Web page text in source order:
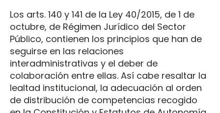
Los arts. 140 y 141 de la Ley 40/2015, de 1 de
octubre, de Régimen Jurídico del Sector
Público, contienen los principios que han de
seguirse en las relaciones
interadministrativas y el deber de
colaboración entre ellas. Así cabe resaltar la
lealtad institucional, la adecuación al orden
de distribución de competencias recogido